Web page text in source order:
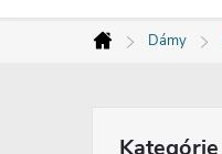
Domov
Dámy
Kategórie